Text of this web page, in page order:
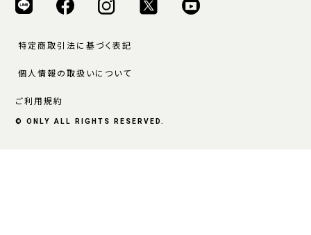
特定商取引法に基づく表記
個人情報の取扱いについて
ご利用規約
© ONLY ALL RIGHTS RESERVED.